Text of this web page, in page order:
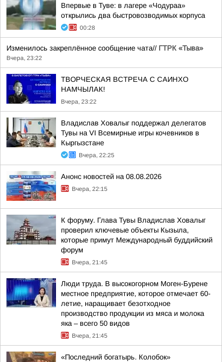
Впервые в Туве: в лагере «Чодураа»
открылись два быстровозводимых корпуса
00:28
Изменилось закреплённое сообщение чата// ГТРК «Тыва»
Вчера, 23:22
ТВОРЧЕСКАЯ ВСТРЕЧА С САИНХО
НАМЧЫЛАК!
Вчера, 23:22
Владислав Ховалыг поддержал делегатов
Тувы на VI Всемирные игры кочевников в
Кыргызстане
Вчера, 22:25
Анонс новостей на 08.08.2026
Вчера, 22:15
К форуму. Глава Тувы Владислав Ховалыг
проверил ключевые объекты Кызыла,
которые примут Международный буддийский
форум
Вчера, 21:45
Люди труда. В высокогорном Моген-Бурене
местное предприятие, которое отмечает 60-
летие, наращивает безотходное
производство продукции из мяса и молока
яка – всего 50 видов
Вчера, 21:45
«Последний богатырь. Колобок»